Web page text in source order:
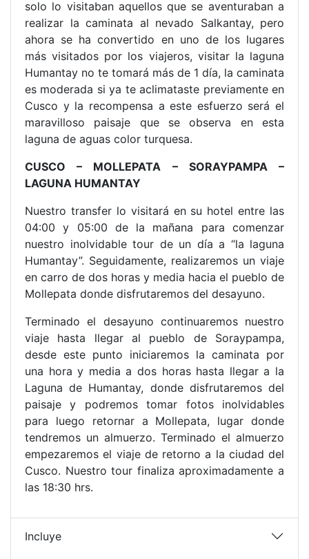
solo lo visitaban aquellos que se aventuraban a
realizar la caminata al nevado Salkantay, pero
ahora se ha convertido en uno de los lugares
más visitados por los viajeros, visitar la laguna
Humantay no te tomará más de 1 día, la caminata
es moderada si ya te aclimataste previamente en
Cusco y la recompensa a este esfuerzo será el
maravilloso paisaje que se observa en esta
laguna de aguas color turquesa.
CUSCO – MOLLEPATA – SORAYPAMPA –
LAGUNA HUMANTAY
Nuestro transfer lo visitará en su hotel entre las
04:00 y 05:00 de la mañana para comenzar
nuestro inolvidable tour de un día a “la laguna
Humantay”. Seguidamente, realizaremos un viaje
en carro de dos horas y media hacia el pueblo de
Mollepata donde disfrutaremos del desayuno.
Terminado el desayuno continuaremos nuestro
viaje hasta llegar al pueblo de Soraypampa,
desde este punto iniciaremos la caminata por
una hora y media a dos horas hasta llegar a la
Laguna de Humantay, donde disfrutaremos del
paisaje y podremos tomar fotos inolvidables
para luego retornar a Mollepata, lugar donde
tendremos un almuerzo. Terminado el almuerzo
empezaremos el viaje de retorno a la ciudad del
Cusco. Nuestro tour finaliza aproximadamente a
las 18:30 hrs.
Incluye